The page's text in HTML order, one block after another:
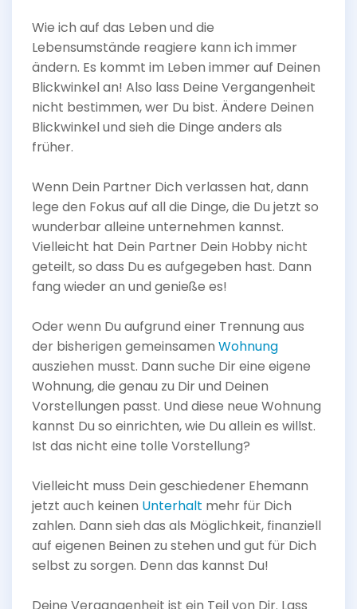
Wie ich auf das Leben und die
Lebensumstände reagiere kann ich immer
ändern. Es kommt im Leben immer auf Deinen
Blickwinkel an! Also lass Deine Vergangenheit
nicht bestimmen, wer Du bist. Ändere Deinen
Blickwinkel und sieh die Dinge anders als
früher.
Wenn Dein Partner Dich verlassen hat, dann
lege den Fokus auf all die Dinge, die Du jetzt so
wunderbar alleine unternehmen kannst.
Vielleicht hat Dein Partner Dein Hobby nicht
geteilt, so dass Du es aufgegeben hast. Dann
fang wieder an und genieße es!
Oder wenn Du aufgrund einer Trennung aus
der bisherigen gemeinsamen Wohnung
ausziehen musst. Dann suche Dir eine eigene
Wohnung, die genau zu Dir und Deinen
Vorstellungen passt. Und diese neue Wohnung
kannst Du so einrichten, wie Du allein es willst.
Ist das nicht eine tolle Vorstellung?
Vielleicht muss Dein geschiedener Ehemann
jetzt auch keinen Unterhalt mehr für Dich
zahlen. Dann sieh das als Möglichkeit, finanziell
auf eigenen Beinen zu stehen und gut für Dich
selbst zu sorgen. Denn das kannst Du!